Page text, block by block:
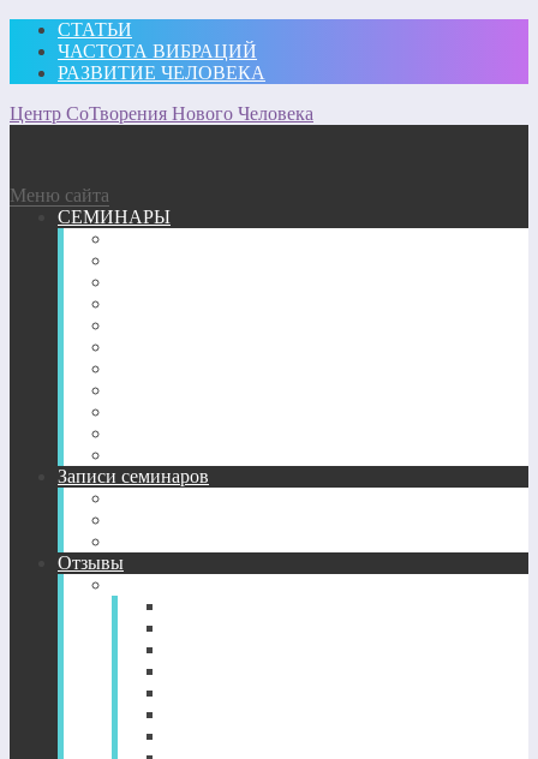
СТАТЬИ
ЧАСТОТА ВИБРАЦИЙ
РАЗВИТИЕ ЧЕЛОВЕКА
Центр СоТворения Нового Человека
Меню сайта
СЕМИНАРЫ
Записи семинаров
Отзывы